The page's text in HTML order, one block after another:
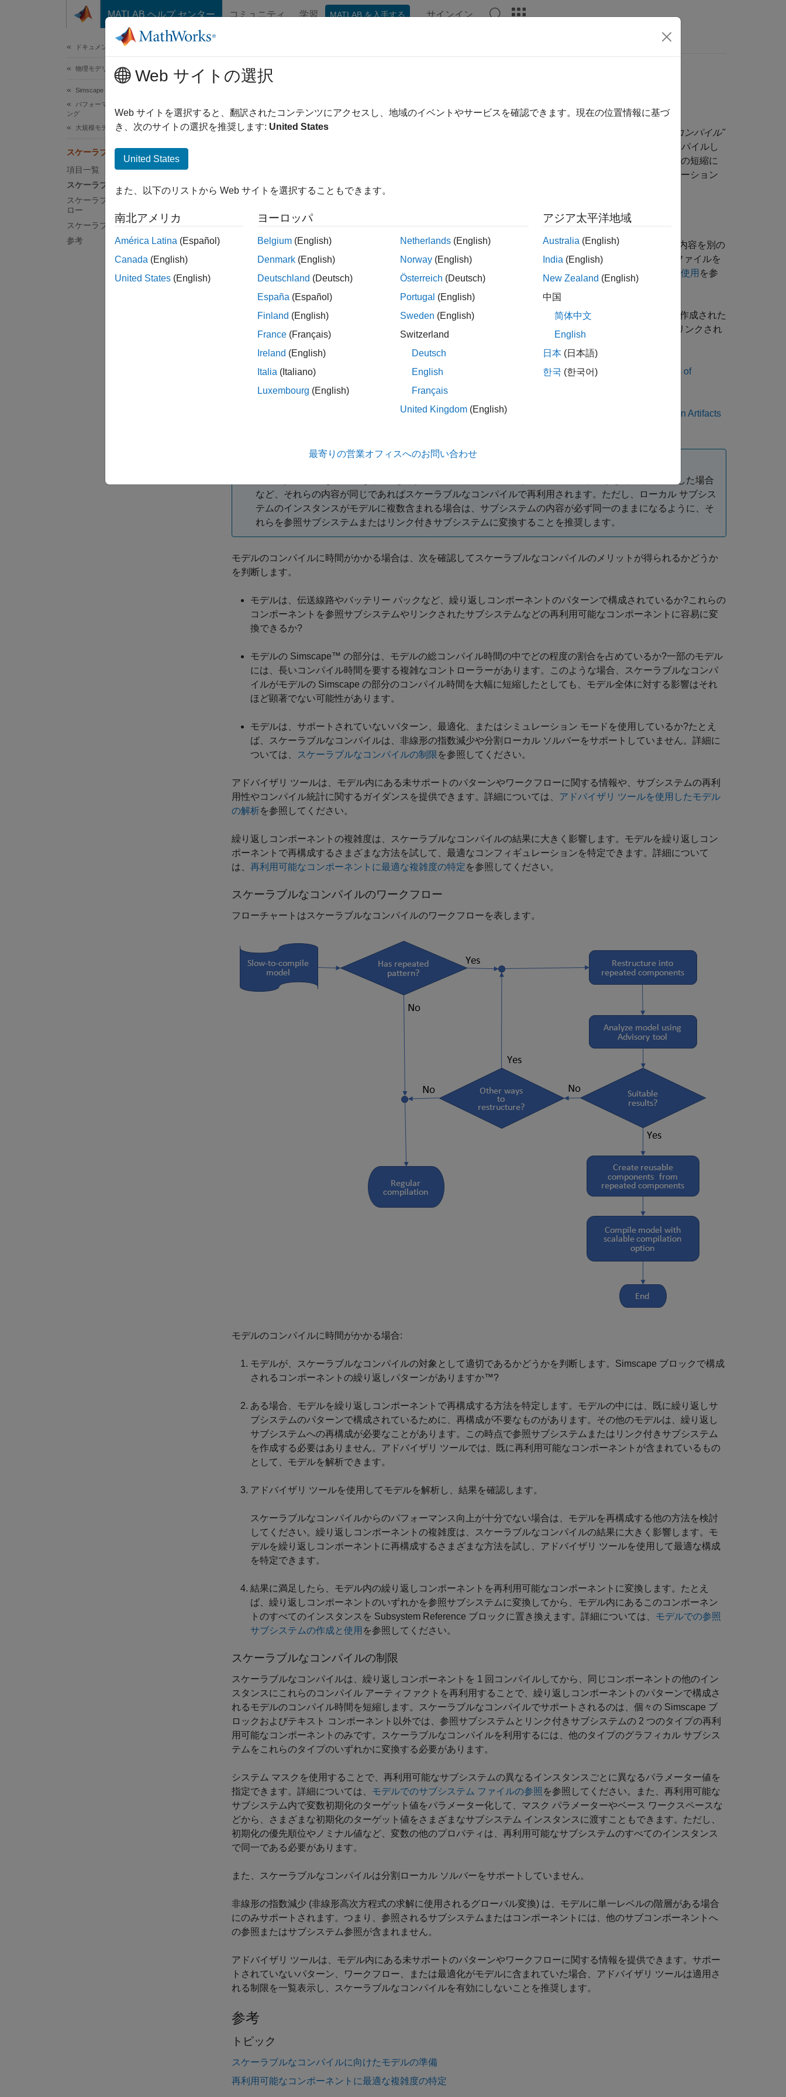
コンテンツへスキップ
MATLAB ヘルプ センター コミュニティ 学習 MATLAB を入手する サインイン
ドキュメンテーションのホーム
物理モデリング
Simscape
パフォーマンスの最適化とトラブルシューティ
ング
大規模モデルのコンパイル時間の短縮
スケーラブルなコンパイルについて
項目一覧
スケーラブルなコンパイルとは
スケーラブルなコンパイルのワークフ
ロー
スケーラブルなコンパイルの制限
参考
スケーラブルなコンパイルについて
スケーラブルなコンパイルとは
大規模モデルは、多くの場合にコンパイルとシミュレーションに長い時間がかかります。
"スケーラブルなコンパイル"
は、繰り返しコンポーネントのパターンで構成されるモデルについて、繰り返しコンポーネントを 1 回コンパイルし
てから、同じコンポーネントの他のインスタンスにこれらのコンパイルを再利用するため、コンパイル時間の短縮に
役立ちます。スケーラブルなコンパイルはコンパイルのパフォーマンスを向上させます。モデルのシミュレーション
時間は短縮しません。
スケーラブルなコンパイルは、次のタイプの "再利用可能なコンポーネント"をサポートしています。
参照サブシステム — サブシステム参照を使用するサブシステム インスタンスであり、サブシステムの内容を別の
ファイルに保存し、Subsystem Referenceブロックを使用してそれを参照します。同じサブシステム ファイルを
参照する複数のインスタンスを作成できます。詳細については、
モデルでの参照サブシステムの作成と使用 を参
リンクされたサブシステム — ソースにリンクされた Simulink ライブラリのSubsystem
ブロックから作成された
サブシステム インスタンス。
LinkStatus を none
からコピーを作成した場合、リンクされ
たサブシステムにはならないことに注意してください。
simscape.reuse.getConfig を返す個々のブロック。詳細については、Reuse Compilation Artifacts of
Individual Simscape Blocks
を参照してください。
に設定されたテキスト コンポーネント。詳細については、
Reuse Compilation Artifacts
を返すローカル サブシステムは、コピーと貼り付けを使用して作成した場合
など、それらの内容が同じであればスケーラブルなコンパイルで再利用されます。ただし、ローカル サブシス
テムのインスタンスがモデルに複数含まれる場合は、サブシステムの内容が必ず同一のままになるように、そ
れらを参照サブシステムまたはリンク付きサブシステムに変換することを推奨します。
モデルのコンパイルに時間がかかる場合は、次を確認してスケーラブルなコンパイルのメリットが得られるかどうか
を判断します。
モデルは、伝送線路やバッテリー パックなど、繰り返しコンポーネントのパターンで構成されているか?これらの
コンポーネントを参照サブシステムやリンクされたサブシステムなどの再利用可能なコンポーネントに容易に変
換できるか?
モデルの Simscape™ の部分は、モデルの総コンパイル時間の中でどの程度の割合を占めているか?一部のモデル
には、長いコンパイル時間を要する複雑なコントローラーがあります。このような場合、スケーラブルなコンパ
イルがモデルの Simscape の部分のコンパイル時間を大幅に短縮したとしても、モデル全体に対する影響はそれ
ほど顕著でない可能性があります。
モデルは、サポートされていないパターン、最適化、またはシミュレーション モードを使用しているか?たとえ
ば、スケーラブルなコンパイルは、非線形の指数減少や分割ローカル ソルバーをサポートしていません。詳細に
ついては、
スケーラブルなコンパイルの制限 を参照してください。
アドバイザリ ツールは、モデル内にある未サポートのパターンやワークフローに関する情報や、サブシステムの再利
用性やコンパイル統計に関するガイダンスを提供できます。詳細については、 アドバイザリ ツールを使用したモデル
の解析を参照してください。
繰り返しコンポーネントの複雑度は、スケーラブルなコンパイルの結果に大きく影響します。モデルを繰り返しコン
ポーネントで再構成するさまざまな方法を試して、最適なコンフィギュレーションを特定できます。詳細について
は、 再利用可能なコンポーネントに最適な複雑度の特定 を参照してください。
スケーラブルなコンパイルのワークフロー
フローチャートはスケーラブルなコンパイルのワークフローを表します。
モデルのコンパイルに時間がかかる場合:
モデルが、スケーラブルなコンパイルの対象として適切であるかどうかを判断します。Simscape ブロックで構成
されるコンポーネントの繰り返しパターンがありますか™?
ある場合、モデルを繰り返しコンポーネントで再構成する方法を特定します。モデルの中には、既に繰り返しサ
ブシステムのパターンで構成されているために、再構成が不要なものがあります。その他のモデルは、繰り返し
サブシステムへの再構成が必要なことがあります。この時点で参照サブシステムまたはリンク付きサブシステム
を作成する必要はありません。アドバイザリ ツールでは、既に再利用可能なコンポーネントが含まれているもの
として、モデルを解析できます。
アドバイザリ ツールを使用してモデルを解析し、結果を確認します。
スケーラブルなコンパイルからのパフォーマンス向上が十分でない場合は、モデルを再構成する他の方法を検討
してください。繰り返しコンポーネントの複雑度は、スケーラブルなコンパイルの結果に大きく影響します。モ
デルを繰り返しコンポーネントに再構成するさまざまな方法を試し、アドバイザリ ツールを使用して最適な構成
を特定できます。
結果に満足したら、モデル内の繰り返しコンポーネントを再利用可能なコンポーネントに変換します。たとえ
ば、繰り返しコンポーネントのいずれかを参照サブシステムに変換してから、モデル内にあるこのコンポーネン
トのすべてのインスタンスを Subsystem Reference ブロックに置き換えます。詳細については、 モデルでの参照
サブシステムの作成と使用 を参照してください。
スケーラブルなコンパイルの制限
スケーラブルなコンパイルは、繰り返しコンポーネントを 1 回コンパイルしてから、同じコンポーネントの他のイン
スタンスにこれらのコンパイル アーティファクトを再利用することで、繰り返しコンポーネントのパターンで構成さ
れるモデルのコンパイル時間を短縮します。スケーラブルなコンパイルでサポートされるのは、個々の Simscape ブ
ロックおよびテキスト コンポーネント以外では、参照サブシステムとリンク付きサブシステムの 2 つのタイプの再利
用可能なコンポーネントのみです。スケーラブルなコンパイルを利用するには、他のタイプのグラフィカル サブシス
テムをこれらのタイプのいずれかに変換する必要があります。
システム マスクを使用することで、再利用可能なサブシステムの異なるインスタンスごとに異なるパラメーター値を
指定できます。詳細については、 モデルでのサブシステム ファイルの参照 を参照してください。また、再利用可能な
サブシステム内で変数初期化のターゲット値をパラメーター化して、マスク パラメーターやベース ワークスペースな
どから、さまざまな初期化のターゲット値をさまざまなサブシステム インスタンスに渡すこともできます。ただし、
初期化の優先順位やノミナル値など、変数の他のプロパティは、再利用可能なサブシステムのすべてのインスタンス
で同一である必要があります。
また、スケーラブルなコンパイルは分割ローカル ソルバーをサポートしていません。
非線形の指数減少 (非線形高次方程式の求解に使用されるグローバル変換) は、モデルに単一レベルの階層がある場合
にのみサポートされます。つまり、参照されるサブシステムまたはコンポーネントには、他のサブコンポーネントへ
の参照またはサブシステム参照が含まれません。
アドバイザリ ツールは、モデル内にある未サポートのパターンやワークフローに関する情報を提供できます。サポー
トされていないパターン、ワークフロー、または最適化がモデルに含まれていた場合、アドバイザリ ツールは適用さ
れる制限を一覧表示し、スケーラブルなコンパイルを有効にしないことを推奨します。
参考
トピック
スケーラブルなコンパイルに向けたモデルの準備
再利用可能なコンポーネントに最適な複雑度の特定
Web サイトの選択
Web サイトを選択すると、翻訳されたコンテンツにアクセスし、地域のイベントやサービスを確認できます。現在の位置情報に基づ
き、次のサイトの選択を推奨します: United States
United States
また、以下のリストから Web サイトを選択することもできます。
南北アメリカ
América Latina (Español)
Canada (English)
United States (English)
ヨーロッパ
Belgium (English)
Denmark (English)
Deutschland (Deutsch)
España (Español)
Finland (English)
France (Français)
Ireland (English)
Italia (Italiano)
Luxembourg (English)
Netherlands (English)
Norway (English)
Österreich (Deutsch)
Portugal (English)
Sweden (English)
Switzerland
Deutsch
English
Français
United Kingdom (English)
アジア太平洋地域
Australia (English)
India (English)
New Zealand (English)
中国
简体中文
English
日本 (日本語)
한국 (한국어)
最寄りの営業オフィスへのお問い合わせ